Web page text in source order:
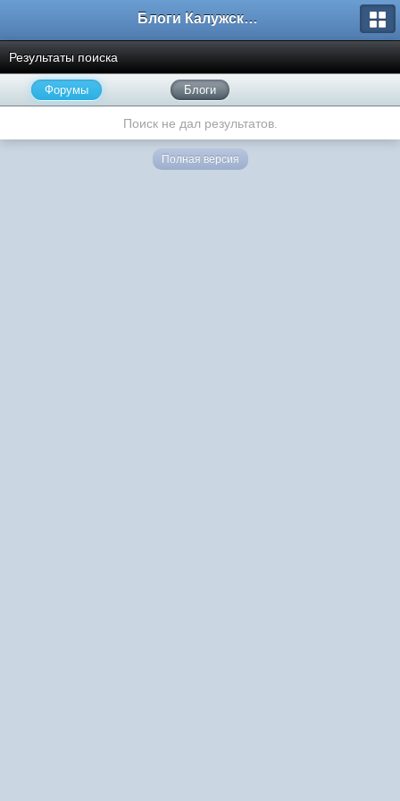
Блоги Калужского перекрестка
Результаты поиска
Форумы Блоги
Поиск не дал результатов.
Полная версия